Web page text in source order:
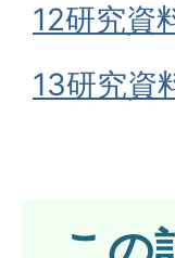
12研究資
13研究資